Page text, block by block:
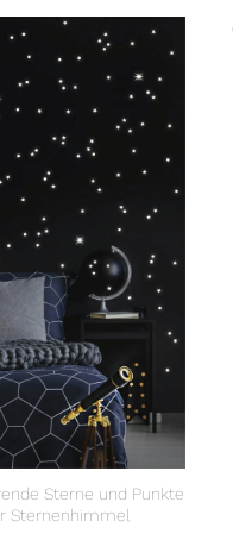
Sterne und Punkte
Sternenhimmel